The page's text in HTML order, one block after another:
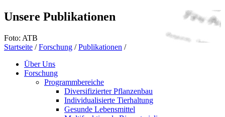
Unsere Publikationen
Foto: ATB
Startseite / Forschung / Publikationen /
Über Uns
Forschung
Programmbereiche
Diversifizierter Pflanzenbau
Individualisierte Tierhaltung
Gesunde Lebensmittel